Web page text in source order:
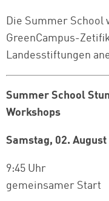
Die Summer School
GreenCampus-
Landesstiftungen
Summer School
Workshops
Samstag, 02. August
9:45 Uhr
gemeinsamer Start